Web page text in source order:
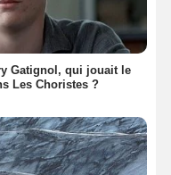
Gatignol, qui jouait le
Les Choristes ?